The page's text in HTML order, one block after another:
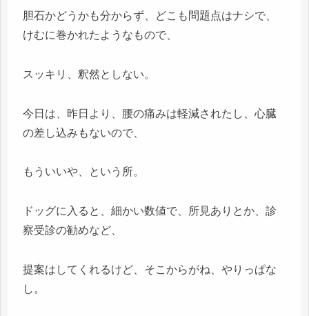
胆石かどうかも分からず、どこも問題点はナシで、
けむに巻かれたようなもので、
スッキリ、釈然としない。
今日は、昨日より、腰の痛みは軽減されたし、心臓
の差し込みもないので、
もういいや、という所。
ドッグに入ると、細かい数値で、所見ありとか、診
察受診の勧めなど、
提案はしてくれるけど、そこからがね、やりっぱな
し。